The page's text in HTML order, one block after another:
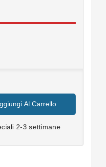
Al Carrello
2-3 settimane